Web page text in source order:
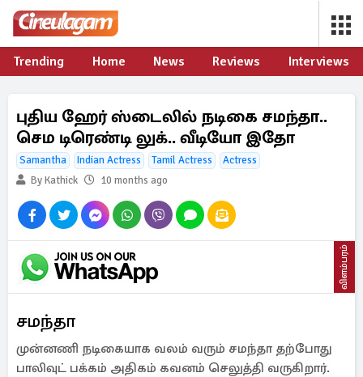
Trending Home News Reviews Interviews
புதிய ஹேர் ஸ்டைலில் நடிகை சமந்தா..
செம டிரெண்டி லுக்.. வீடியோ இதோ
Samantha Indian Actress Tamil Actress
Actress
By Kathick
10 months ago
விளம்பரம்
சமந்தா
முன்னணி நடிகையாக வலம் வரும் சமந்தா தற்போது
பாலிவுட் பக்கம் அதிகம் கவனம் செலுத்தி வருகிறார்.